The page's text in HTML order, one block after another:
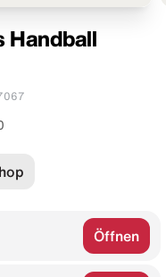
Handball
Öffnen